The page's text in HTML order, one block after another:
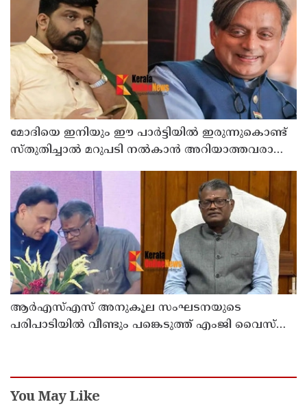
മോദിയെ ഇനിയും ഈ പാര്‍ട്ടിയില്‍ ഇരുന്നുകൊണ്ട്
സ്തുതിച്ചാല്‍ മറുപടി നല്‍കാന്‍ അറിയാത്തവരാണ്
തരൂരിനെതിരെ യൂത്ത് കോണ്‍ഗ്രസ് നേതാവ്
ആര്‍എസ്എസ് അനുകൂല സംഘടനയുടെ
പരിപാടിയില്‍ വീണ്ടും പങ്കെടുത്ത് എംജി വൈസ്
You May Like